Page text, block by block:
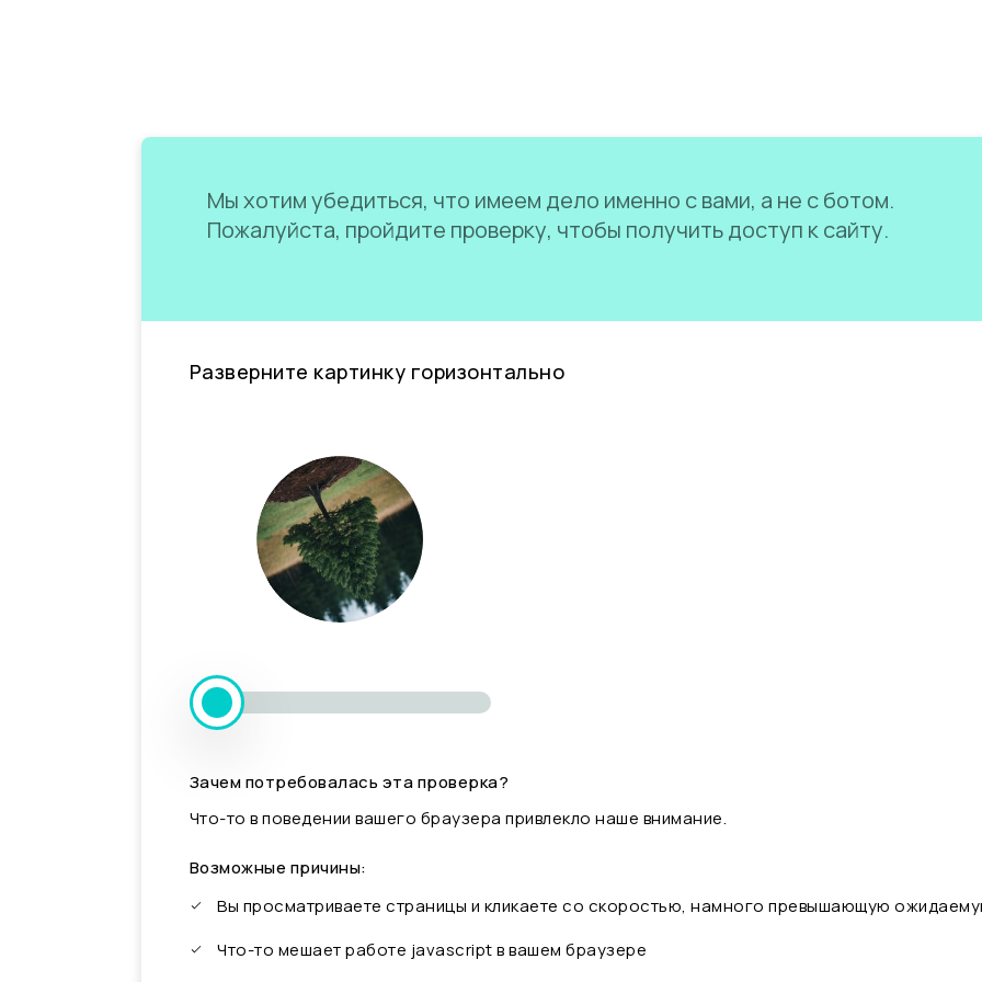
Мы хотим убедиться, что имеем дело именно с вами, а не с ботом.
Пожалуйста, пройдите проверку, чтобы получить доступ к сайту.
Разверните картинку горизонтально
Зачем потребовалась эта проверка?
Что-то в поведении вашего браузера привлекло наше внимание.
Возможные причины:
Вы просматриваете страницы и кликаете со скоростью, намного превышающую
Что-то мешает работе javascript в вашем браузере